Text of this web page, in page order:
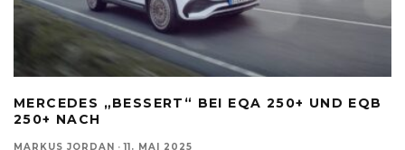
MERCEDES „BESSERT“ BEI EQA 250+ UND EQB
250+ NACH
MARKUS JORDAN · 11. MAI 2025